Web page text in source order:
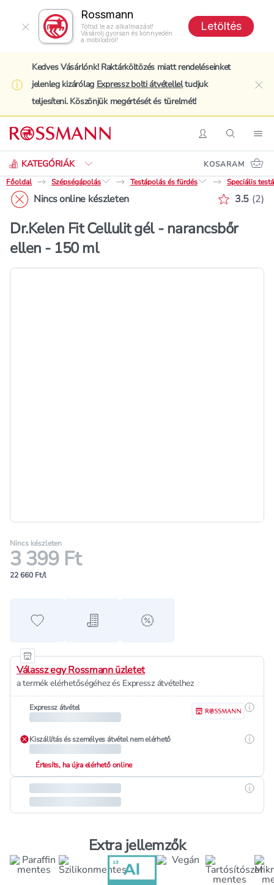
Rossmann
Töltsd le az alkalmazást!
Vásárolj gyorsan és könnyedén
a mobilodról!
Letöltés
Kedves Vásárlónk! Raktárköltözés miatt rendeléseinket
jelenleg kizárólag Expressz bolti átvételleltudjuk
teljesíteni. Köszönjük megértését és türelmét!
BelépésKeresés
KATEGÓRIÁK
Keresés
KOSARAM
Főoldal
Szépségápolás Testápolás és fürdés Speciális
Nincs online készleten 3.5 (2)
Dr.Kelen Fit Cellulit gél - narancsbőr
ellen - 150 ml
Nincs készleten
3 399 Ft
22 660 Ft/l
Hozzáadás a kedvencekhez
Hozzáadás a bevásárló listához
alert when on sale
Válassz egy Rossmann üzletet
a termék elérhetőségéhez és Expressz átvételhez
Expressz átvétel
Kiszállítás és személyes átvétel nem elérhető
Értesíts, ha újra elérhető online
Extra jellemzők